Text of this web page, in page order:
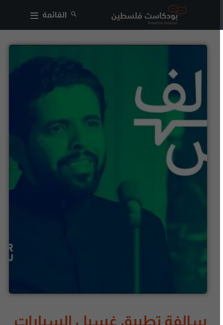
القائمة
سالفة تطبيق غسيل السيارات